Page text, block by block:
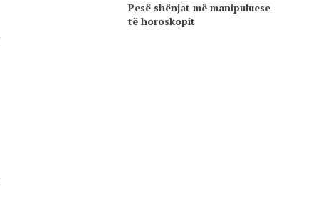
Pesë shënjat më manipuluese
të horoskopit